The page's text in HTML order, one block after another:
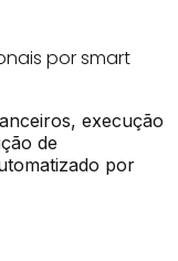
por smart
execução
de
por